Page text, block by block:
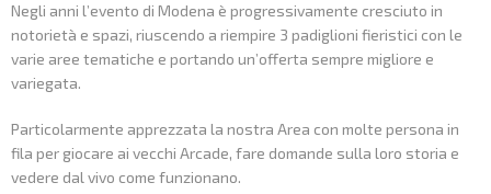
Negli anni l’evento di Modena è progressivamente cresciuto in
notorietà e spazi, riuscendo a riempire 3 padiglioni fieristici con le
varie aree tematiche e portando un’offerta sempre migliore e
variegata.
Particolarmente apprezzata la nostra Area con molte persona in
fila per giocare ai vecchi Arcade, fare domande sulla loro storia e
vedere dal vivo come funzionano.